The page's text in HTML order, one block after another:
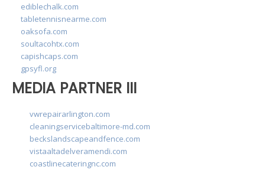
ediblechalk.com
tabletennisnearme.com
oaksofa.com
soultacohtx.com
capishcaps.com
gpsyfl.org
MEDIA PARTNER III
vwrepairarlington.com
cleaningservicebaltimore-md.com
beckslandscapeandfence.com
vistaaltadelveramendi.com
coastlinecateringnc.com